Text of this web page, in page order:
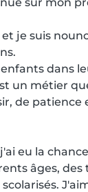
je suis
dans
un métier
de patience
eu la
âges,